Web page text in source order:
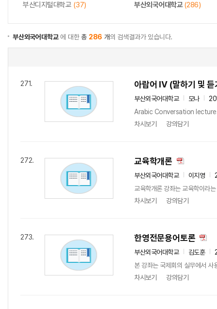
부산디지털대학교 (37) 부산외국어대학교(286)
부산외국어대학교에 대한총 286 개의 검색결과가 있습니다.
271. 아랍어 IV (말하기 및 듣
부산외국어대학교 모나
Arabic Conversation
차시보기
강의담기
272. 교육학개론
부산외국어대학교 이지영
교육학개론 강좌는 교육학이라
차시보기
강의담기
273. 한영전문용어토론
부산외국어대학교 김도훈
본 강좌는 국제회의 실무에서 사
차시보기
강의담기